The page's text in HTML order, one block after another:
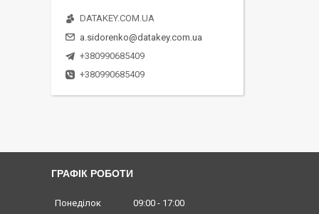
DATAKEY.COM.UA
a.sidorenko@datakey.com.ua
+380990685409
+380990685409
ГРАФІК РОБОТИ
Понеділок 09:00 17:00